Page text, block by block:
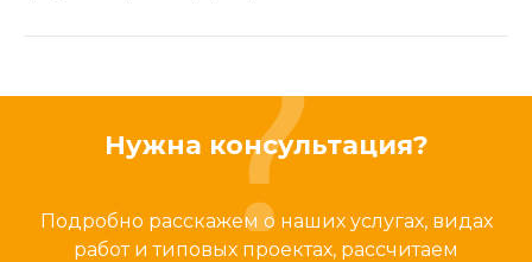
Нужна консультация?
Подробно расскажем о наших услугах, видах
работ и типовых проектах, рассчитаем